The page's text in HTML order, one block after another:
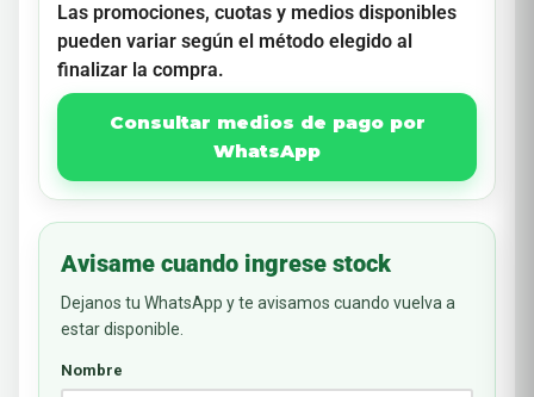
Las promociones, cuotas y medios disponibles
pueden variar según el método elegido al
finalizar la compra.
Consultar medios de pago por
WhatsApp
Avisame cuando ingrese stock
Dejanos tu WhatsApp y te avisamos cuando vuelva a
estar disponible.
Nombre